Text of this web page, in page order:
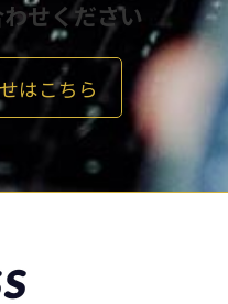
せください
はこちら